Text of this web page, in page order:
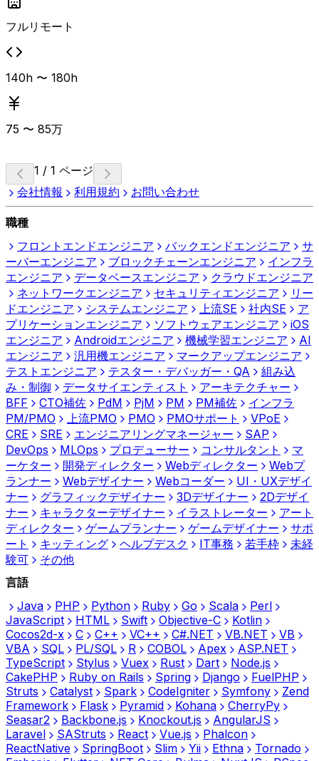
フルリモート
140h 〜 180h
75 〜 85万
1 / 1 ページ
会社情報
利用規約 お問い合わせ
職種
フロントエンドエンジニア
バックエンドエンジニア
サ
ーバーエンジニア
ブロックチェーンエンジニア
インフラ
エンジニア
データベースエンジニア
クラウドエンジニア
ネットワークエンジニア
セキュリティエンジニア
リー
ドエンジニア
システムエンジニア 上流SE 社内SE
ア
プリケーションエンジニア
ソフトウェアエンジニア
iOS
エンジニア
Androidエンジニア 機械学習エンジニア
AI
エンジニア
汎用機エンジニア
マークアップエンジニア
テストエンジニア
テスター・デバッガー・QA
組み込
み・制御
データサイエンティスト
アーキテクチャー
BFF
CTO補佐 PdM PjM PM PM補佐
インフラ
PM/PMO
上流PMO PMO PMOサポート
VPoE
CRE
SRE エンジニアリングマネージャー
SAP
DevOps
MLOps プロデューサー コンサルタント
マ
ーケター
開発ディレクター Webディレクター
Webプ
ランナー
Webデザイナー Webコーダー
UI・UXデザイ
ナー
グラフィックデザイナー 3Dデザイナー
2Dデザイ
ナー
キャラクターデザイナー イラストレーター
アート
ディレクター
ゲームプランナー ゲームデザイナー
サポ
ート
キッティング ヘルプデスク IT事務 若手枠
未経
験可
その他
言語
Java
PHP Python Ruby Go Scala
Perl
JavaScript
HTML Swift Objective-C
Kotlin
Cocos2d-x
C C++ VC++ C#.NET VB.NET
VB
VBA
SQL PL/SQL R COBOL Apex
ASP.NET
TypeScript
Stylus Vuex Rust Dart
Node.js
CakePHP
Ruby on Rails Spring Django
FuelPHP
Struts
Catalyst Spark CodeIgniter Symfony
Zend
Framework
Flask Pyramid Kohana
CherryPy
Seasar2
Backbone.js Knockout.js
AngularJS
Laravel
SAStruts React Vue.js
Phalcon
ReactNative
SpringBoot Slim Yii Ethna
Tornado